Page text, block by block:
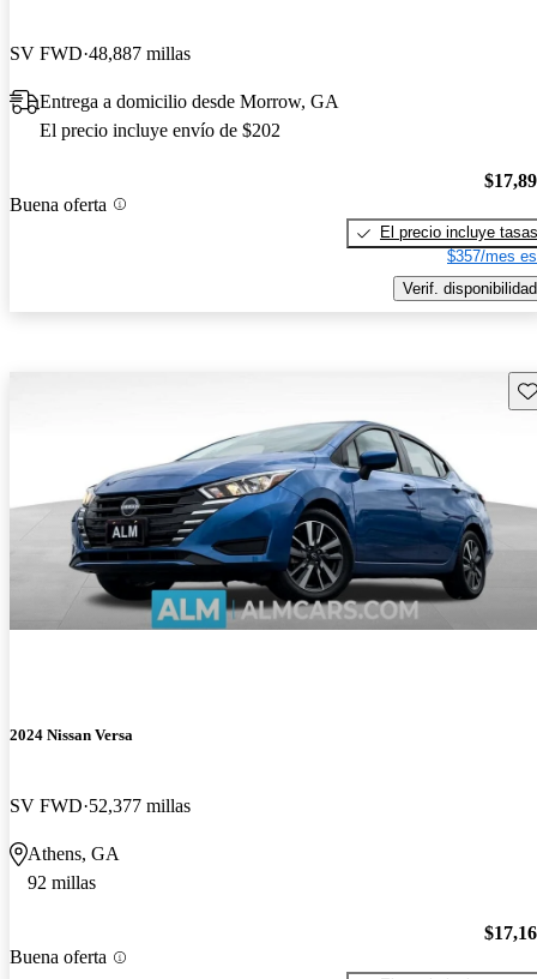
SV FWD 48,887 millas
Entrega a domicilio desde Morrow, GA
El precio incluye envío de $202
Buena oferta
El precio incluye tasas
$357/mes
Verif. disponibilidad
2024 Nissan Versa
SV FWD 52,377 millas
Athens, GA
92 millas
Buena oferta